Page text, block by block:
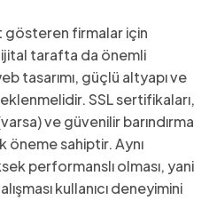
gösteren firmalar için
tarafta da önemli
tasarımı, güçlü altyapı ve
SSL sertifikaları,
ve güvenilir barındırma
sahiptir. Aynı
performanslı olması, yani
kullanıcı deneyimini